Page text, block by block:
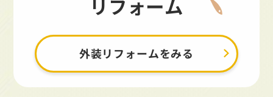
リフォーム
外装リフォームをみる